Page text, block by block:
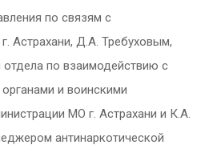
по связям с
Астрахани, Д.А. Требуховым,
по взаимодействию с
и воинскими
МО г. Астрахани и К.А.
антинаркотической